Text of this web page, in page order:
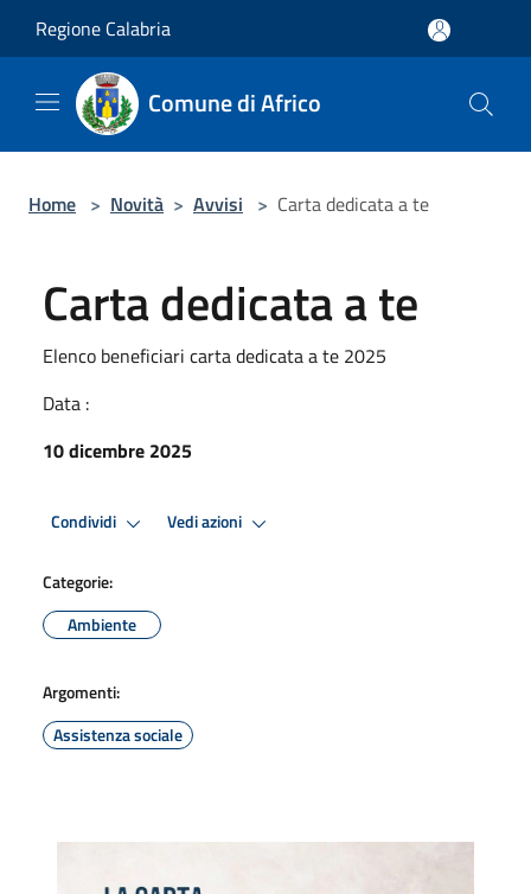
Regione Calabria
Comune di Africo
Home > Novità > Avvisi > Carta dedicata a te
Carta dedicata a te
Elenco beneficiari carta dedicata a te 2025
Data :
10 dicembre 2025
Condividi Vedi azioni
Categorie:
Ambiente
Argomenti:
Assistenza sociale